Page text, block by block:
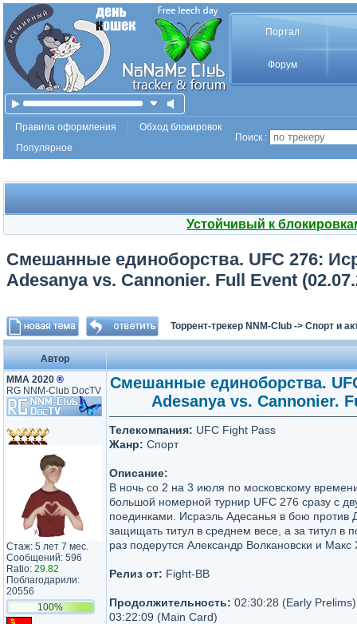
Портал
Форум
Правила оформления
Обход блокировок
Популярное
Поиск :
Устойчивый к
Смешанные единоборства. UFC 276:
Adesanya vs. Cannonier. Full Event
Торрент-трекер NNM-Club -> Спорт и
Автор
MMA 2020 ®
RG NNM-Club DocTV
Стаж: 5 лет 7 мес.
Сообщений: 596
Ratio: 29.82
Поблагодарили:
20556
100%
Смешанные единоборства.
Adesanya vs. Cannonier.
Телекомпания: UFC Fight Pass
Жанр: Спорт
Описание:
В ночь со 2 на 3 июля по московскому
большой номерной турнир UFC 276 сразу с
поединками. Исраэль Адесанья в бою против
защищать титул в среднем весе, а за титул в
раз подерутся Александр Волкановски и Макс
Релиз от: Fight-BB
Продолжительность: 02:30:28 (Early
03:22:09 (Main Card)